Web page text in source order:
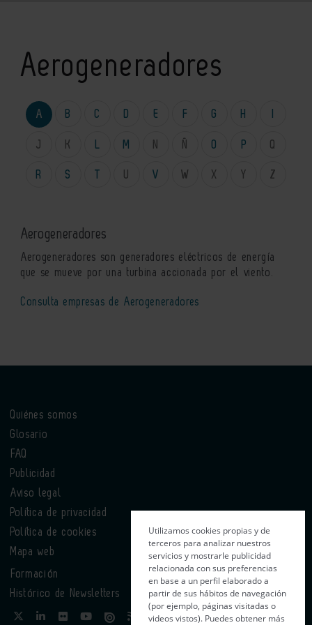
Aerogeneradores
A B C D E F G H
J K L M N Ñ O P Q
R S U V W X Y Z
Aerogeneradores
Aerogeneradores son generadores eléctricos de energía
que se mueve por una turbina accionada por el viento.
Consulta empresas de Aerogeneradores
Quiénes somos
Glosario
FAQ
Publicidad
Aviso legal
Política de privacidad
Política de cookies
Mapa web
Formación
Histórico de Newsletters
Utilizamos cookies propias y de
terceros para analizar nuestros
servicios y mostrarle publicidad
relacionada con sus preferencias
en base a un perfil elaborado a
partir de sus hábitos de navegación
(por ejemplo, páginas visitadas o
videos vistos). Puedes obtener más